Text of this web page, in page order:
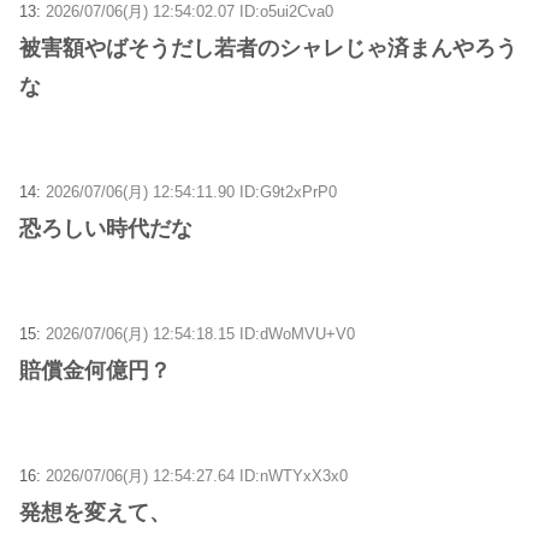
13: 2026/07/06(月) 12:54:02.07 ID:o5ui2Cva0
被害額やばそうだし若者のシャレじゃ済まんやろう
な
14: 2026/07/06(月) 12:54:11.90 ID:G9t2xPrP0
恐ろしい時代だな
15: 2026/07/06(月) 12:54:18.15 ID:dWoMVU+V0
賠償金何億円？
16: 2026/07/06(月) 12:54:27.64 ID:nWTYxX3x0
発想を変えて、